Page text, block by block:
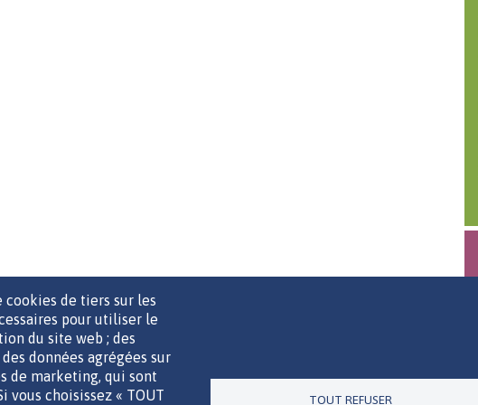
DE COMMUNICATION
cookies de tiers sur les
pour utiliser le
du site web ; des
données agrégées sur
de marketing, qui sont
vous choisissez « TOUT
TOUT REFUSER